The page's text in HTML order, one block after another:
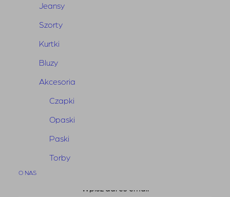
Jeansy
Szorty
Kurtki
Bluzy
Akcesoria
Czapki
Opaski
Paski
Torby
O NAS
Bunny The News
Dołącz do naszego newslettera
i bądź na bieżąco